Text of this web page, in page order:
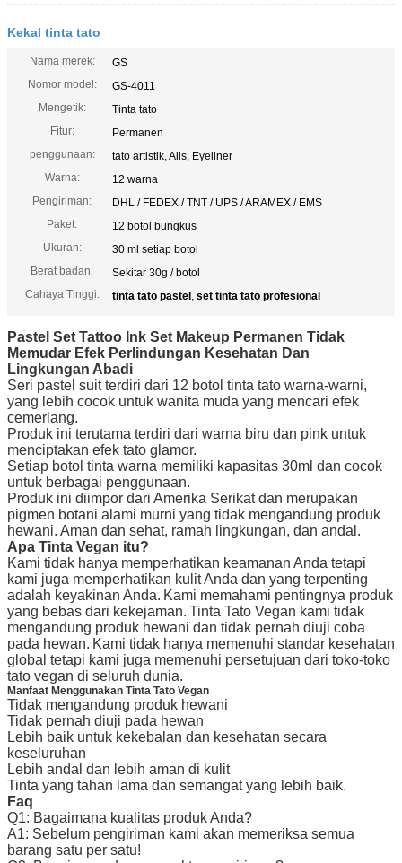
Kekal tinta tato
Nama merek:
GS
Nomor model:
GS-4011
Mengetik:
Tinta tato
Fitur:
Permanen
penggunaan:
tato artistik, Alis, Eyeliner
Warna:
12 warna
Pengiriman:
DHL / FEDEX / TNT / UPS / ARAMEX / EMS
Paket:
12 botol bungkus
Ukuran:
30 ml setiap botol
Berat badan:
Sekitar 30g / botol
Cahaya Tinggi:
tinta tato pastel, set tinta tato profesional
Pastel Set Tattoo Ink Set Makeup Permanen Tidak
Memudar Efek Perlindungan Kesehatan Dan
Lingkungan Abadi
Seri pastel suit terdiri dari 12 botol tinta tato warna-warni,
yang lebih cocok untuk wanita muda yang mencari efek
cemerlang.
Produk ini terutama terdiri dari warna biru dan pink untuk
menciptakan efek tato glamor.
Setiap botol tinta warna memiliki kapasitas 30ml dan cocok
untuk berbagai penggunaan.
Produk ini diimpor dari Amerika Serikat dan merupakan
pigmen botani alami murni yang tidak mengandung produk
hewani. Aman dan sehat, ramah lingkungan, dan andal.
Apa Tinta Vegan itu?
Kami tidak hanya memperhatikan keamanan Anda tetapi
kami juga memperhatikan kulit Anda dan yang terpenting
adalah keyakinan Anda. Kami memahami pentingnya produk
yang bebas dari kekejaman. Tinta Tato Vegan kami tidak
mengandung produk hewani dan tidak pernah diuji coba
pada hewan. Kami tidak hanya memenuhi standar kesehatan
global tetapi kami juga memenuhi persetujuan dari toko-toko
tato vegan di seluruh dunia.
Manfaat Menggunakan Tinta Tato Vegan
Tidak mengandung produk hewani
Tidak pernah diuji pada hewan
Lebih baik untuk kekebalan dan kesehatan secara
keseluruhan
Lebih andal dan lebih aman di kulit
Tinta yang tahan lama dan semangat yang lebih baik.
Faq
Q1: Bagaimana kualitas produk Anda?
A1: Sebelum pengiriman kami akan memeriksa semua
barang satu per satu!